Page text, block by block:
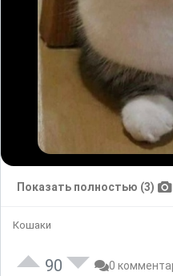
Показать полностью (3)
Кошаки
90 0